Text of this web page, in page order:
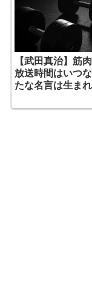
【武田真治】筋
放送時間はいつ
たな名言は生ま